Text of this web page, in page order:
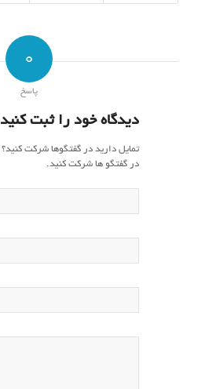
0
پاسخ
دیدگاه خود را ثبت کنید
تمایل دارید در گفتگوها شرکت کنید؟
در گفتگو ها شرکت کنید.